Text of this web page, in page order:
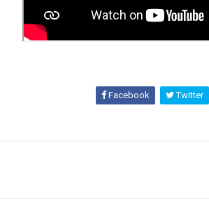
Facebook Twitter